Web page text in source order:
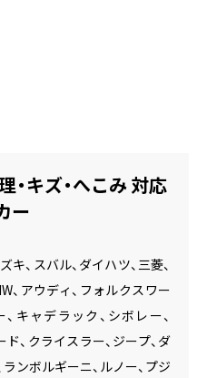
・キズ・へこみ 対応
ー
キ、スバル、ダイハツ、三菱、
、アウディ、フォルクスワー
キャデラック、シボレー、
ド、クライスラー、ジープ、ダ
ンボルギーニ、ルノー、プジ